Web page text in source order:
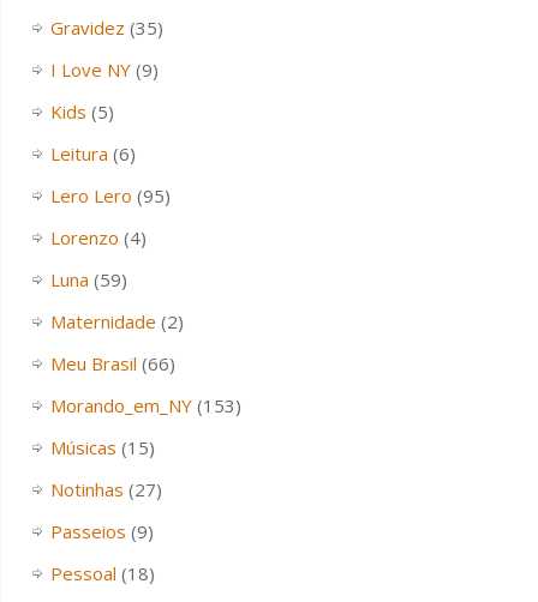
Gravidez (35)
I Love NY(9)
Kids (5)
Leitura (6)
Lero Lero (95)
Lorenzo (4)
Luna (59)
Maternidade (2)
Meu Brasil (66)
Morando_em_NY(153)
Músicas (15)
Notinhas (27)
Passeios (9)
Pessoal (18)